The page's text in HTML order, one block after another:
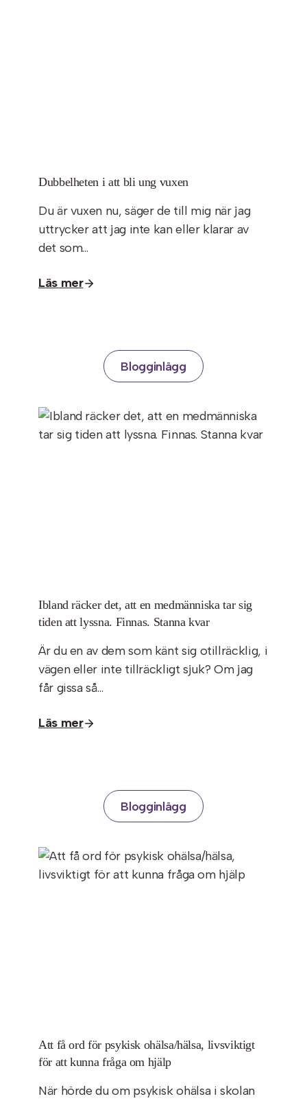
Dubbelheten i att bli ung vuxen
Du är vuxen nu, säger de till mig när jag
uttrycker att jag inte kan eller klarar av
det som…
Läs mer
Blogginlägg
Ibland räcker det, att en medmänniska tar sig
tiden att lyssna. Finnas. Stanna kvar
Är du en av dem som känt sig otillräcklig, i
vägen eller inte tillräckligt sjuk? Om jag
får gissa så…
Läs mer
Blogginlägg
Att få ord för psykisk ohälsa/hälsa, livsviktigt
för att kunna fråga om hjälp
När hörde du om psykisk ohälsa i skolan